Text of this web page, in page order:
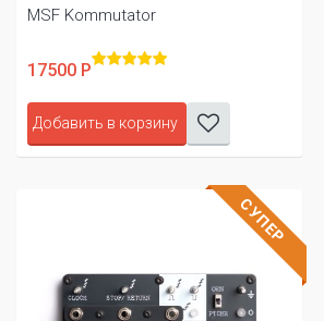
MSF Kommutator
17500 Р
Добавить в корзину
СУПЕР